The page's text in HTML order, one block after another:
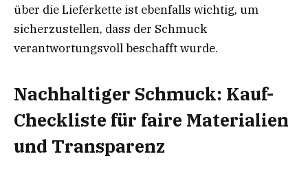
über die Lieferkette ist ebenfalls wichtig, um
sicherzustellen, dass der Schmuck
verantwortungsvoll beschafft wurde.
Nachhaltiger Schmuck: Kauf-
Checkliste für faire Materialien
und Transparenz